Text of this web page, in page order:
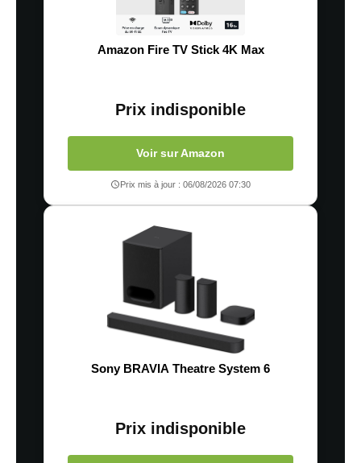
Amazon Fire TV Stick 4K Max
Prix indisponible
Voir sur Amazon
Prix mis à jour : 06/08/2026 07:30
Sony BRAVIA Theatre System 6
Prix indisponible